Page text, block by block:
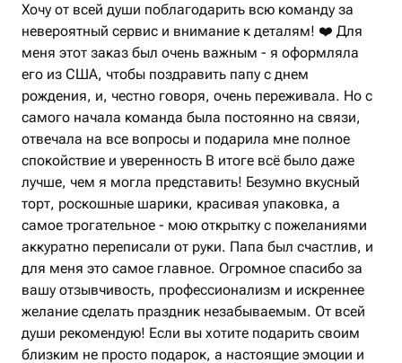
Хочу от всей души поблагодарить всю команду за
невероятный сервис и внимание к деталям! ❤️ Для
меня этот заказ был очень важным - я оформляла
его из США, чтобы поздравить папу с днем
рождения, и, честно говоря, очень переживала. Но с
самого начала команда была постоянно на связи,
отвечала на все вопросы и подарила мне полное
спокойствие и уверенность В итоге всё было даже
лучше, чем я могла представить! Безумно вкусный
торт, роскошные шарики, красивая упаковка, а
самое трогательное - мою открытку с пожеланиями
аккуратно переписали от руки. Папа был счастлив, и
для меня это самое главное. Огромное спасибо за
вашу отзывчивость, профессионализм и искреннее
желание сделать праздник незабываемым. От всей
души рекомендую! Если вы хотите подарить своим
близким не просто подарок, а настоящие эмоции и